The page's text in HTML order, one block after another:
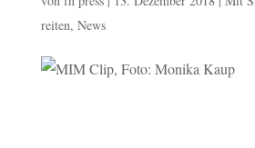
reiten, News